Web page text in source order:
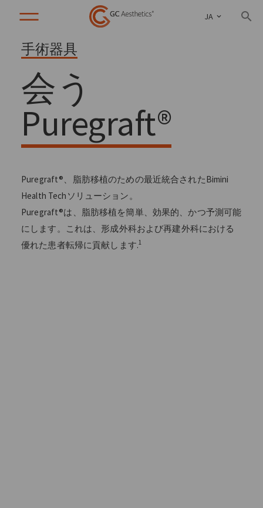
JA
手術器具
会う
Puregraft®
Puregraft®、脂肪移植のための最近統合されたBimini
Health Techソリューション。
Puregraft®は、脂肪移植を簡単、効果的、かつ予測可能
にします。これは、形成外科および再建外科における
優れた患者転帰に貢献します.1